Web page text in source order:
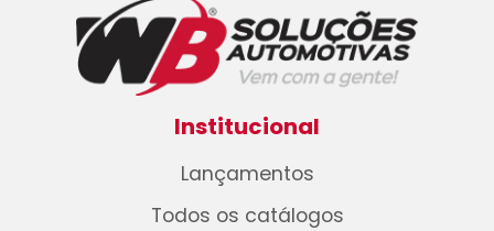
Institucional
Lançamentos
Todos os catálogos